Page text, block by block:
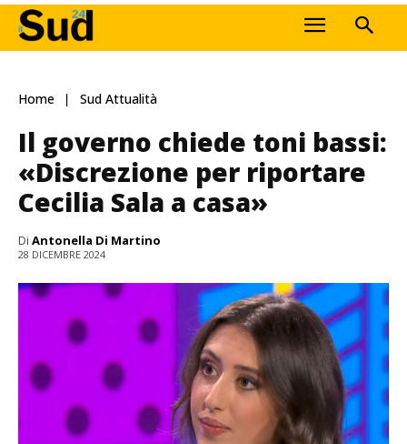
Home Sud Attualità
Il governo chiede toni bassi:
«Discrezione per riportare
Cecilia Sala a casa»
Di Antonella Di Martino
28 DICEMBRE 2024